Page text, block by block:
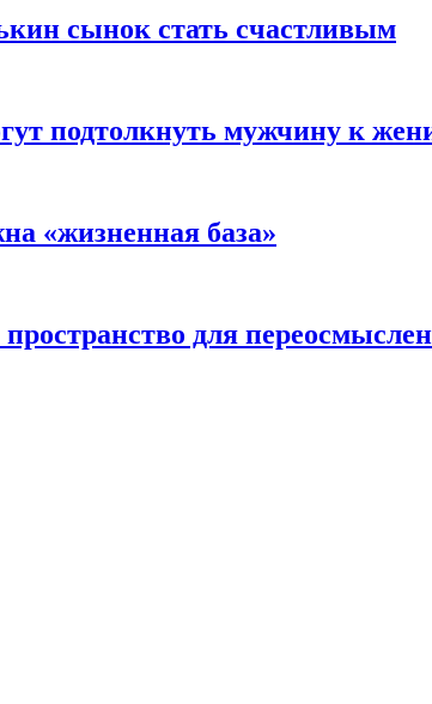
сынок стать счастливым
подтолкнуть мужчину к
«жизненная база»
для